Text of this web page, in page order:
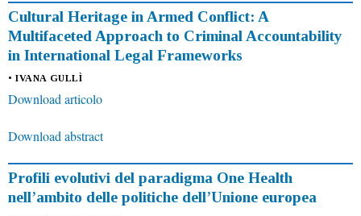
Cultural Heritage in Armed Conflict: A
Multifaceted Approach to Criminal Accountability
in International Legal Frameworks
• IVANA GULLÌ
Download articolo
Download abstract
Profili evolutivi del paradigma One Health
nell’ambito delle politiche dell’Unione europea